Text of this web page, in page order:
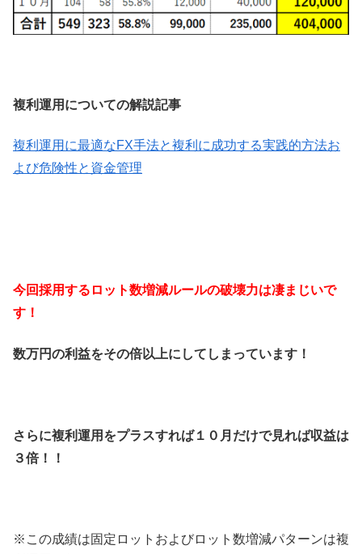
複利運用についての解説記事
複利運用に最適なFX手法と複利に成功する実践的方法お
よび危険性と資金管理
今回採用するロット数増減ルールの破壊力は凄まじいで
す！
数万円の利益をその倍以上にしてしまっています！
さらに複利運用をプラスすれば１０月だけで見れば収益は
３倍！！
※この成績は固定ロットおよびロット数増減パターンは複